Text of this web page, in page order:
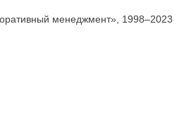
менеджмент», 1998–2023